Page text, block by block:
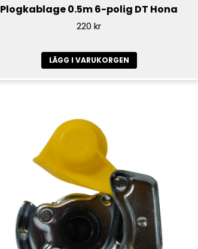
Plogkablage 0.5m 6-polig DT Hona
220 kr
LÄGG I VARUKORGEN